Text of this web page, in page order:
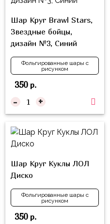
Шар Круг Brawl Stars,
Звездные бойцы,
дизайн №3, Синий
Фольгированные шары с
рисунком
350р.
- +
Шар Круг Куклы ЛОЛ
Диско
Фольгированные шары с
рисунком
350р.